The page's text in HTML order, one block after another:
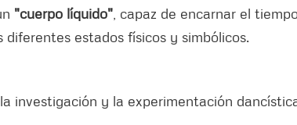
"cuerpo líquido" , capaz de encarnar el
estados físicos y simbólicos.
investigación y la experimentación